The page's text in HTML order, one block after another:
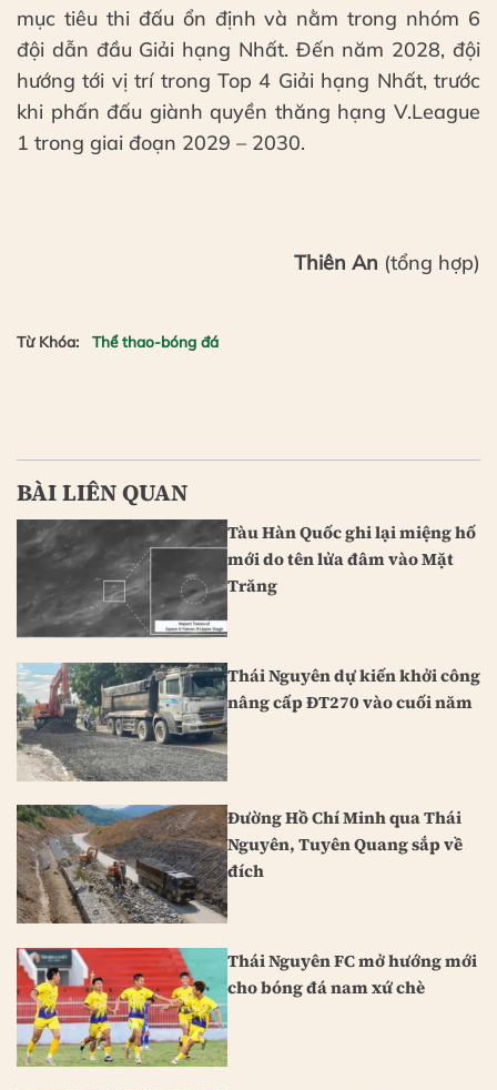
mục tiêu thi đấu ổn định và nằm trong nhóm 6
đội dẫn đầu Giải hạng Nhất. Đến năm 2028, đội
hướng tới vị trí trong Top 4 Giải hạng Nhất, trước
khi phấn đấu giành quyền thăng hạng V.League
1 trong giai đoạn 2029 – 2030.
Thiên An (tổng hợp)
Từ Khóa: Thể thao-bóng đá
BÀI LIÊN QUAN
Tàu Hàn Quốc ghi lại miệng hố
mới do tên lửa đâm vào Mặt
Trăng
Thái Nguyên dự kiến khởi công
nâng cấp ĐT270 vào cuối năm
Đường Hồ Chí Minh qua Thái
Nguyên, Tuyên Quang sắp về
đích
Thái Nguyên FC mở hướng mới
cho bóng đá nam xứ chè